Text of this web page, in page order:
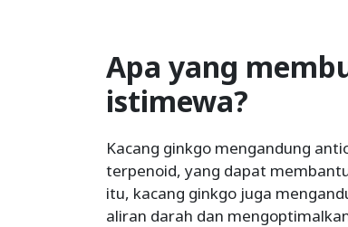
Apa yang
istimewa?
Kacang ginkgo mengandung
terpenoid, yang dapat
itu, kacang ginkgo juga
aliran darah dan